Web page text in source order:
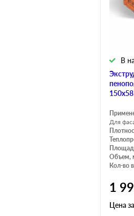
В
Для
Объем,
Кол-во
1
Цена за